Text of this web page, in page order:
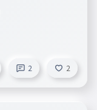
2 2